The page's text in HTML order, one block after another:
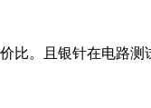
比。且银针在电路测